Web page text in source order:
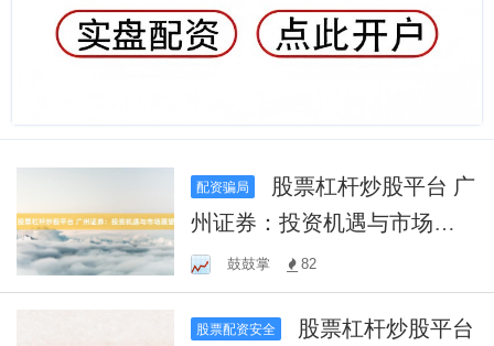
配资骗局
州证券：投资机遇与市场展
望
鼓鼓掌 82
股票配资安全